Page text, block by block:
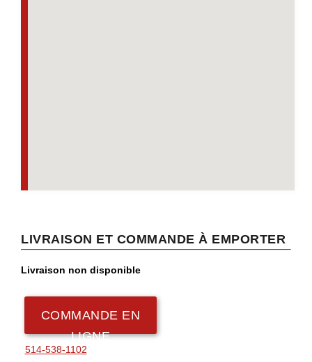
LIVRAISON ET COMMANDE À EMPORTER
Livraison non disponible
COMMANDE EN
LIGNE
514-538-1102